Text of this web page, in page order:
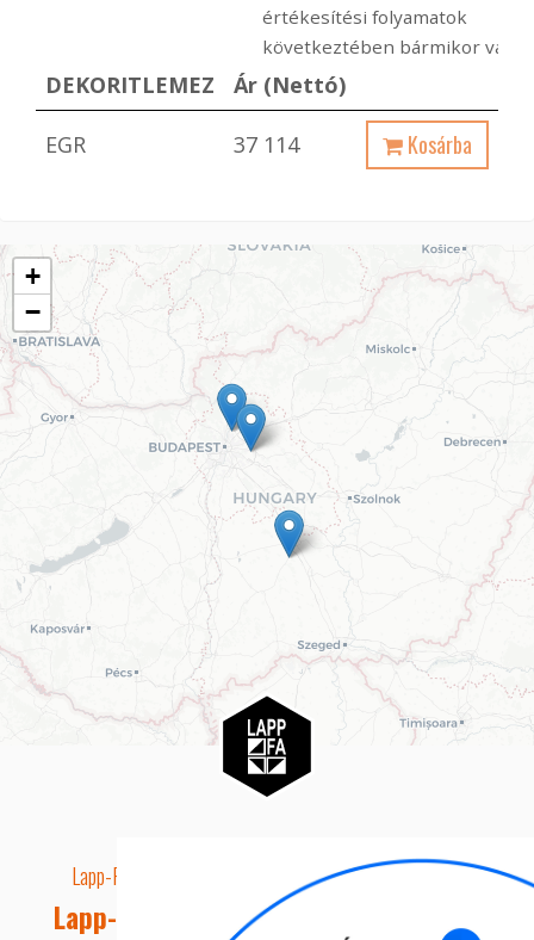
értékesítési folyamatok
következtében bármikor
DEKORITLEMEZ Ár (Nettó)
EGR 37 114 Kosárba
+
−
Lapp-Fa EUTR technikai azonosító száma: AA5849163
Lapp-fa Kft. Webshop Ügyfélszolgálat